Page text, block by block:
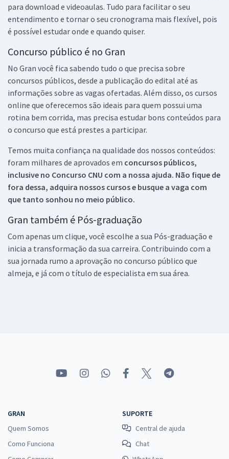
para download e videoaulas. Tudo para facilitar o seu
entendimento e tornar o seu cronograma mais flexível, pois
é possível estudar onde e quando quiser.
Concurso público é no Gran
No Gran você fica sabendo tudo o que precisa sobre
concursos públicos, desde a publicação do edital até as
informações sobre as vagas ofertadas. Além disso, os cursos
online que oferecemos são ideais para quem possui uma
rotina bem corrida, mas precisa estudar bons conteúdos para
o concurso que está prestes a participar.
Temos muita confiança na qualidade dos nossos conteúdos:
foram milhares de aprovados em concursos públicos,
inclusive no Concurso CNU com a nossa ajuda. Não fique de
fora dessa, adquira nossos cursos e busque a vaga com
que tanto sonhou no meio público.
Gran também é Pós-graduação
Com apenas um clique, você escolhe a sua Pós-graduação e
inicia a transformação da sua carreira. Contribuindo com a
sua jornada rumo a aprovação no concurso público que
almeja, e já com o título de especialista em sua área.
GRAN
Quem Somos
Como Funciona
SUPORTE
Central de ajuda
Chat